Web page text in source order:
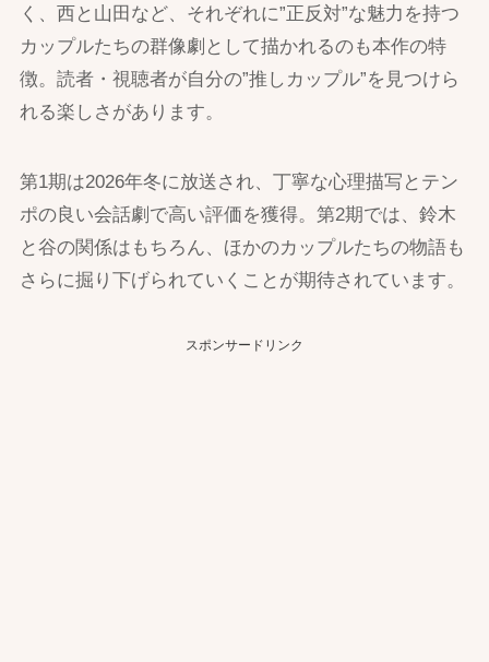
く、西と山田など、それぞれに”正反対”な魅力を持つ
カップルたちの群像劇として描かれるのも本作の特
徴。読者・視聴者が自分の”推しカップル”を見つけら
れる楽しさがあります。
第1期は2026年冬に放送され、丁寧な心理描写とテン
ポの良い会話劇で高い評価を獲得。第2期では、鈴木
と谷の関係はもちろん、ほかのカップルたちの物語も
さらに掘り下げられていくことが期待されています。
スポンサードリンク